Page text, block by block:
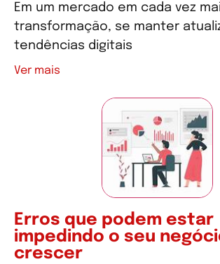
Em um mercado em cada vez
transformação, se manter
tendências digitais
Ver mais
Erros que podem estar
impedindo o seu
crescer